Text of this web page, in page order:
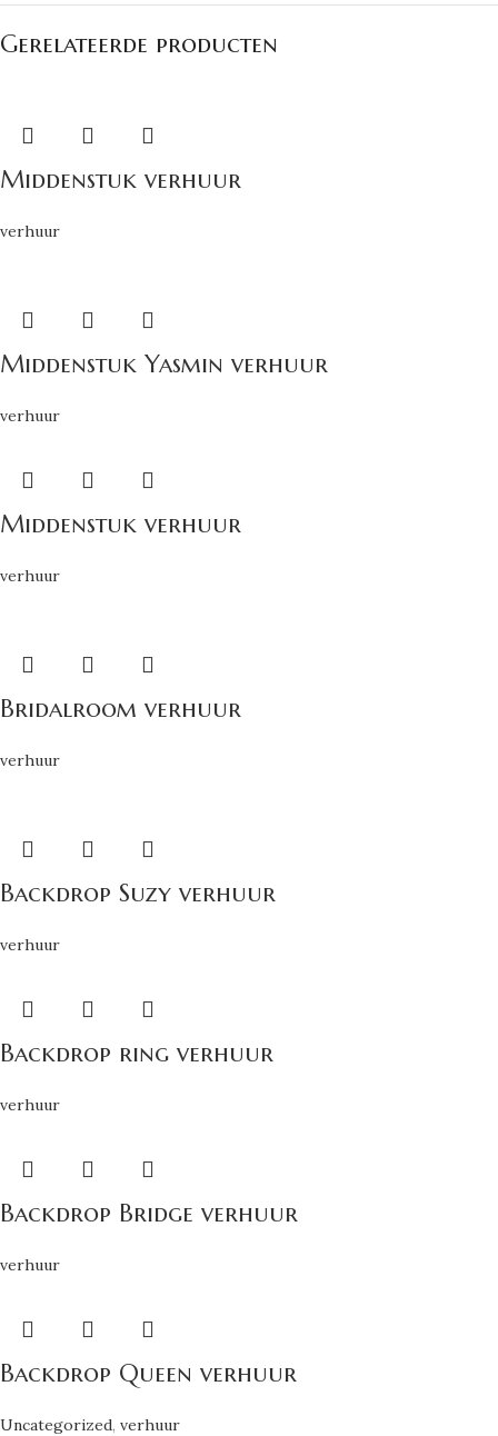
Gerelateerde producten
Middenstuk verhuur
verhuur
Middenstuk Yasmin verhuur
verhuur
Middenstuk verhuur
verhuur
Bridalroom verhuur
verhuur
Backdrop Suzy verhuur
verhuur
Backdrop ring verhuur
verhuur
Backdrop Bridge verhuur
verhuur
Backdrop Queen verhuur
Uncategorized, verhuur